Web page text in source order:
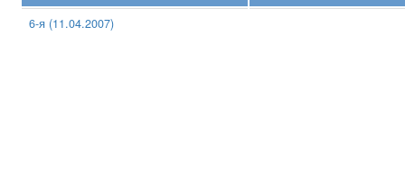
6-я (11.04.2007)